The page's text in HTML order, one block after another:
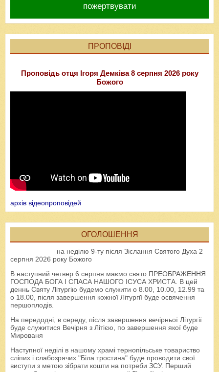
пожертвувати
ПРОПОВІДІ
Проповідь отця Ігоря Демківа 8 серпня 2026 року
Божого
архів відеопроповідей
ОГОЛОШЕННЯ
на неділю 9-ту після Зіслання Святого Духа 2
серпня 2026 року Божого
В наступний четвер 6 серпня маємо свято ПРЕОБРАЖЕННЯ
ГОСПОДА БОГА І СПАСА НАШОГО ІСУСА ХРИСТА. В цей
деннь Святу Літургію будемо служити о 8.00, 10.00, 12.99 та
о 18.00, після завершення кожної Літургії буде освячення
першоплодів.
На передодні, в середу, після завершення вечірньої Літургії
буде служитися Вечірня з Літією, по завершення якої буде
Мированя
Наступної неділі в нашому храмі тернопільське товариство
сліпих і слабозрячих "Біла тростина" буде проводити свої
виступи з метою зібрати кошти на потреби ЗСУ. Перший